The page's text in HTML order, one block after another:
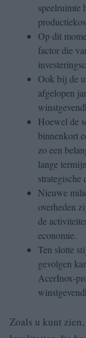
speelruimte
Op dit
factor die
Ook bij de
afgelopen
Hoewel de
binnenkort
zo een
lange
Nieuwe
overheden
de
economie.
Ten slotte
gevolgen
AcerInox-
Zoals u kunt